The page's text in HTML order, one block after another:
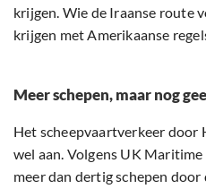
krijgen. Wie de Iraanse route
krijgen met Amerikaanse
Meer schepen, maar nog
Het scheepvaartverkeer door
wel aan. Volgens UK
meer dan dertig schepen